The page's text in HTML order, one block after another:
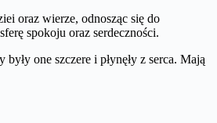
oraz wierze, odnosząc się do
spokoju oraz serdeczności.
one szczere i płynęły z serca. Mają